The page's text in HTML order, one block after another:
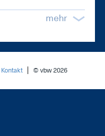
mehr
Kontakt © vbw 2026